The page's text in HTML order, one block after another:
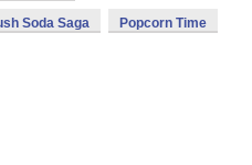
Soda Saga Popcorn Time